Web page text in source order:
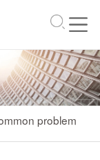
problem